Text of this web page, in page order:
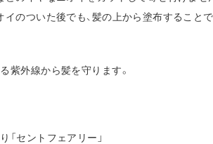
イのついた後でも、髪の上から塗布すること
紫外線から髪を守ります。
セントフェアリー」